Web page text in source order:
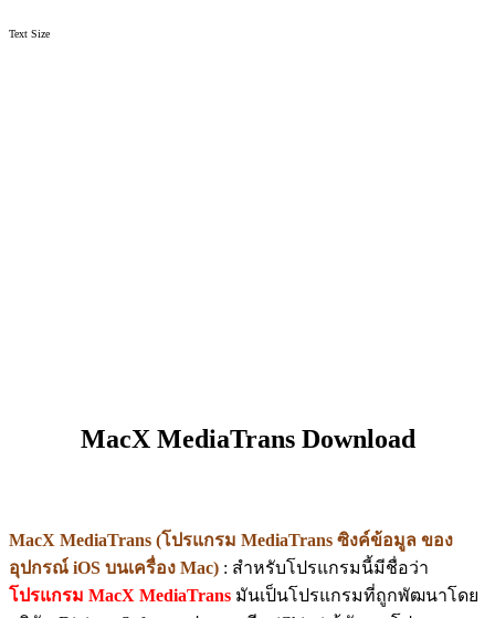
Text Size
MacX MediaTrans Download
MacX MediaTrans (โปรแกรม MediaTrans ซิงค์ข้อมูล ของ
อุปกรณ์ iOS บนเครื่อง Mac) : สำหรับโปรแกรมนี้มีชื่อว่า
โปรแกรม MacX MediaTrans มันเป็นโปรแกรมที่ถูกพัฒนาโดย